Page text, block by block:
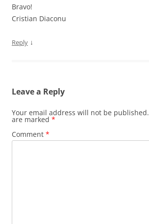
Bravo!
Cristian Diaconu
Reply ↓
Leave a Reply
Your email address will not be published.
are marked *
Comment *